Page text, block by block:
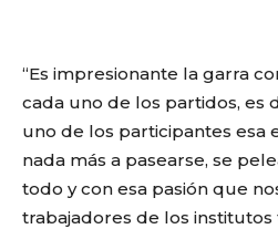
“Es impresionante la garra
cada uno de los partidos, es
uno de los participantes esa
nada más a pasearse, se
todo y con esa pasión que
trabajadores de los institutos